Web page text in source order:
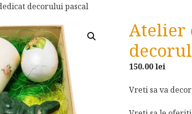
decorului pascal
Atelier
150.00lei
Vreti sa va